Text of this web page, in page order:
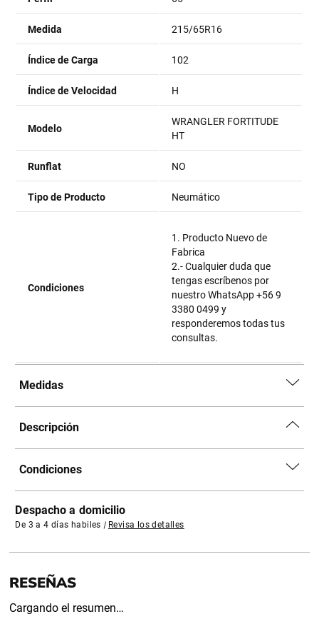
Medida 215/65R16
Índice de Carga 102
Índice de Velocidad H
Modelo
WRANGLER FORTITUDE
HT
Runflat NO
Tipo de Producto Neumático
Condiciones
1. Producto Nuevo de
Fabrica
2.- Cualquier duda que
tengas escríbenos por
nuestro WhatsApp +56 9
3380 0499 y
responderemos todas tus
consultas.
Medidas
Descripción
Condiciones
Despacho a domicilio
De 3 a 4 días habiles | Revisa los detalles
Cargando el resumen…